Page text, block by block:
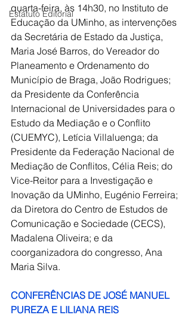
Estatuto Editorial
quarta-feira, às 14h30, no Instituto de
Educação da UMinho, as intervenções
da Secretária de Estado da Justiça,
Maria José Barros, do Vereador do
Planeamento e Ordenamento do
Município de Braga, João Rodrigues;
da Presidente da Conferência
Internacional de Universidades para o
Estudo da Mediação e o Conflito
(CUEMYC), Letícia Villaluenga; da
Presidente da Federação Nacional de
Mediação de Conflitos, Célia Reis; do
Vice-Reitor para a Investigação e
Inovação da UMinho, Eugénio Ferreira;
da Diretora do Centro de Estudos de
Comunicação e Sociedade (CECS),
Madalena Oliveira; e da
coorganizadora do congresso, Ana
Maria Silva.
CONFERÊNCIAS DE JOSÉ MANUEL
PUREZA E LILIANA REIS